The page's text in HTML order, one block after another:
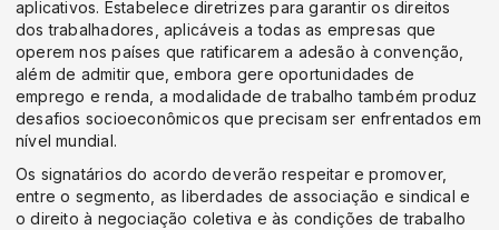
aplicativos. Estabelece diretrizes para garantir os direitos
dos trabalhadores, aplicáveis a todas as empresas que
operem nos países que ratificarem a adesão à convenção,
além de admitir que, embora gere oportunidades de
emprego e renda, a modalidade de trabalho também produz
desafios socioeconômicos que precisam ser enfrentados em
nível mundial.
Os signatários do acordo deverão respeitar e promover,
entre o segmento, as liberdades de associação e sindical e
o direito à negociação coletiva e às condições de trabalho